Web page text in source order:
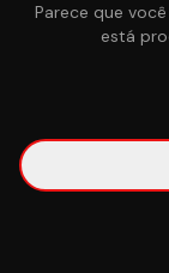
Parece que
está